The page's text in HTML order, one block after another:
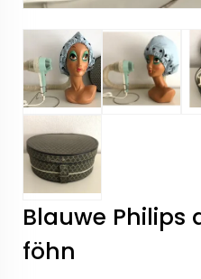
Blauwe
föhn